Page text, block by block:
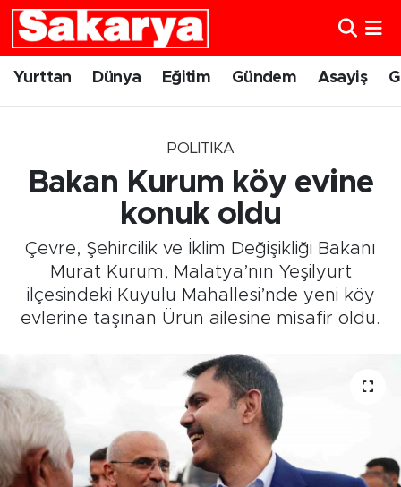
Yurttan Dünya Eğitim Gündem Asayiş
POLITIKA
Bakan Kurum köy evine
konuk oldu
Çevre, Şehircilik ve İklim Değişikliği Bakanı
Murat Kurum, Malatya’nın Yeşilyurt
ilçesindeki Kuyulu Mahallesi’nde yeni köy
evlerine taşınan Ürün ailesine misafir oldu.
Yurttan
Eskişehirspor
Spor
Tarihçe
Resmi İlanlar
Eskişehir Nöbetçi Eczaneler
Eskişehir Trafik Yoğunluk Haritası
Süper Lig Puan Durumu ve Fikstür
Tüm Manşetler